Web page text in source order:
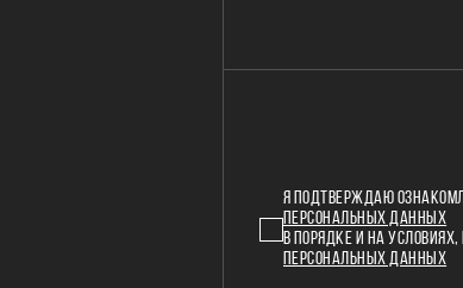
Я ПОДТВЕРЖДАЮ
ПЕРСОНАЛЬНЫХ ДАННЫХ
В ПОРЯДКЕ И НА УСЛОВИЯХ,
ПЕРСОНАЛЬНЫХ ДАННЫХ